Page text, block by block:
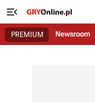

PREMIUM Newsroom